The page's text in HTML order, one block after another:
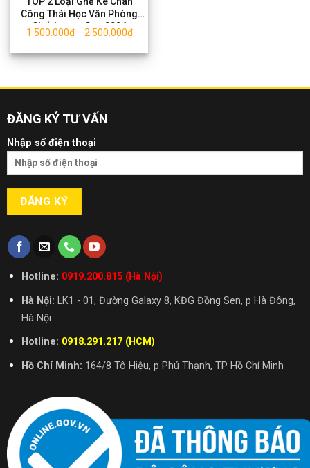
Công Thái Học Văn Phòng
Chất Lượng Cao 2024
1.500.000₫– 2.500.000₫
ĐĂNG KÝ TƯ VẤN
Nhập số điện thoại
Hotline: 0919.200.815 (Hà Nội)
Hà Nội: LK1 - 01, Đường Galaxy 8, KĐG Đồng Sen, p Hà Đông,
Hà Nội
Hotline: 0918.291.217 (HCM)
Hồ Chí Minh: 164/8 Tô Hiệu, p Phú Thạnh, TP Hồ Chí Minh